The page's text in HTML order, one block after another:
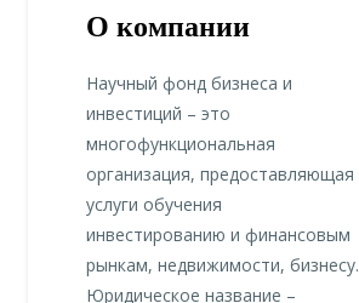
О компании
Научный фонд бизнеса и
инвестиций – это
многофункциональная
организация, предоставляющая
услуги обучения
инвестированию и финансовым
рынкам, недвижимости, бизнесу.
Юридическое название –